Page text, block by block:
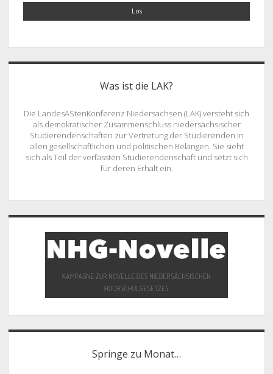
Was ist die LAK?
Die LandesAStenKonferenz Niedersachsen (LAK) versteht sich
als demokratischer Zusammenschluss niedersächsischer
Studierendenschaften zur Vertretung der Studierenden in
allen gesellschaftlichen und politischen Belangen. Sie sieht
sich als Teil der verfassten Studierendenschaft und setzt sich
für deren Erhalt ein.
Springe zu Monat…